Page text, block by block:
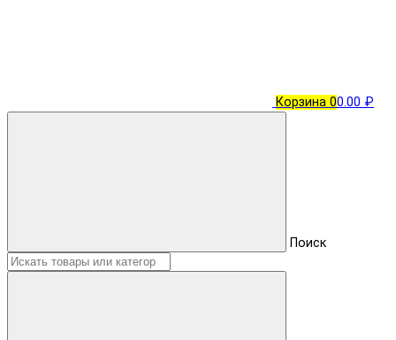
Корзина 00.00 ₽
Поиск